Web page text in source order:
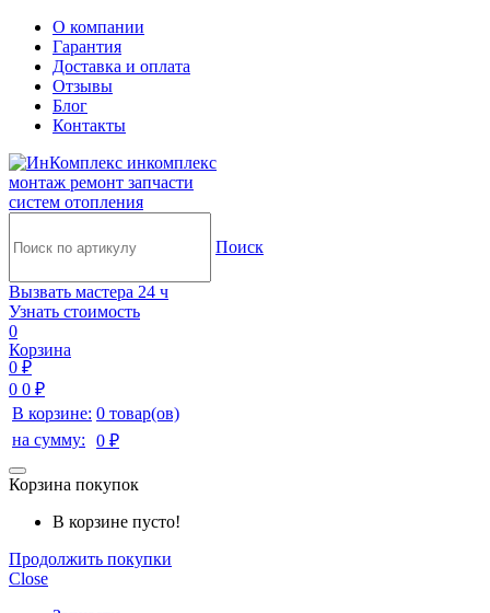
О компании
Гарантия
Доставка и оплата
Отзывы
Блог
Контакты
инкомплекс
монтаж ремонт запчасти
систем отопления
Поиск
Вызвать мастера 24 ч
Узнать стоимость
0
Корзина
0 ₽
0 0 ₽
В корзине: 0 товар(ов)
на сумму:
0 ₽
Корзина покупок
В корзине пусто!
Продолжить покупки
Close